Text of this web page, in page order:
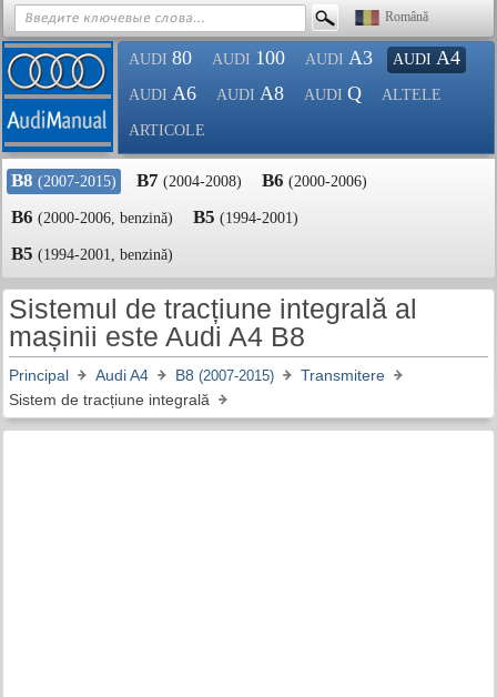
Română
AUDI 80 AUDI 100 AUDI A3 AUDI A4
AUDI A6 AUDI A8 AUDI Q ALTELE
ARTICOLE
B8 (2007-2015) B7 (2004-2008) B6 (2000-2006)
B6 (2000-2006, benzină) B5 (1994-2001)
B5 (1994-2001, benzină)
Sistemul de tracțiune integrală al
mașinii este Audi A4 B8
Principal Audi A4 B8 (2007-2015)
Transmitere
Sistem de tracțiune integrală